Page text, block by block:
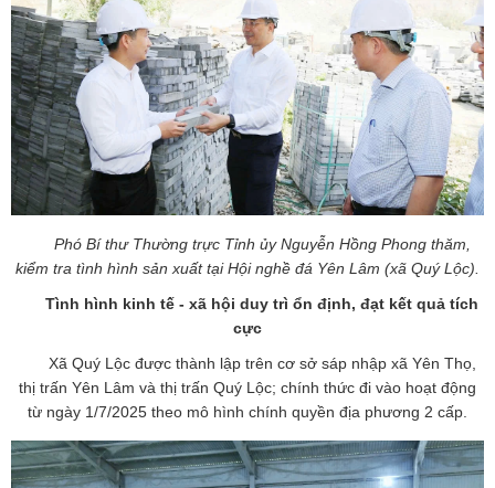
Phó Bí thư Thường trực Tỉnh ủy Nguyễn Hồng Phong thăm,
kiểm tra tình hình sản xuất tại Hội nghề đá Yên Lâm (xã Quý Lộc).
Tình hình kinh tế - xã hội duy trì ổn định, đạt kết quả tích
cực
Xã Quý Lộc được thành lập trên cơ sở sáp nhập xã Yên Thọ,
thị trấn Yên Lâm và thị trấn Quý Lộc; chính thức đi vào hoạt động
từ ngày 1/7/2025 theo mô hình chính quyền địa phương 2 cấp.